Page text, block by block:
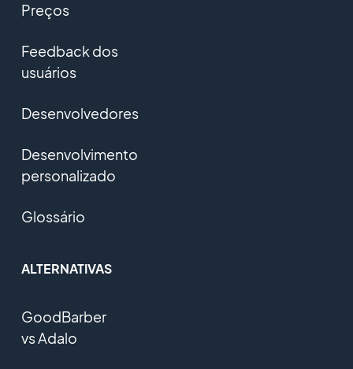
Preços
Feedback dos
usuários
Desenvolvedores
Desenvolvimento
personalizado
Glossário
ALTERNATIVAS
GoodBarber
vs Adalo